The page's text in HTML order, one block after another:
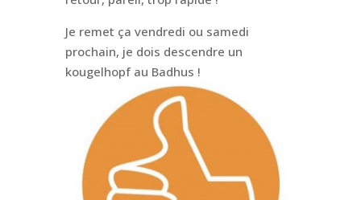
Je remet ça vendredi ou samedi
prochain, je dois descendre un
kougelhopf au Badhus !